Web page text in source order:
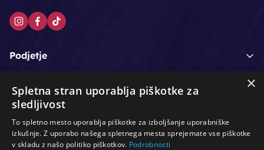
Podjetje
Moj račun
Podpora strankam
×
Spletna stran uporablja piškotke za
sledljivost
To spletno mesto uporablja piškotke za izboljšanje uporabniške
izkušnje. Z uporabo našega spletnega mesta sprejemate vse piškotke
v skladu z našo politiko piškotkov. Podrobnosti